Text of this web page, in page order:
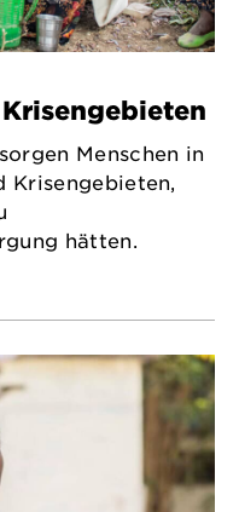
Menschen in
Krisengebieten,
hätten.